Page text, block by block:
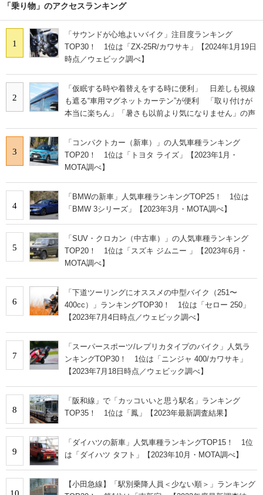
「乗り物」のアクセスランキング
1
「サウンドが心地よいバイク」注目度ランキング
TOP30！ 1位は「ZX-25R/カワサキ」【2024年1月19日
時点／ウェビック調べ】
2
「仮眠する時や着替えをする時に便利」 日差しも視線
も遮る“車用マグネットカーテン”が便利 「取り付けが
本当に楽ちん」「暑さも以前より気になりません」の声
3
「コンパクトカー（新車）」の人気車種ランキング
TOP20！ 1位は「トヨタ ライズ」【2023年1月・
MOTA調べ】
4
「BMWの新車」人気車種ランキングTOP25！ 1位は
「BMW 3シリーズ」【2023年3月・MOTA調べ】
5
「SUV・クロカン（中古車）」の人気車種ランキング
TOP20！ 1位は「スズキ ジムニー 」【2023年6月・
MOTA調べ】
6
「下道ツーリングにオススメの中型バイク（251〜
400cc）」ランキングTOP30！ 1位は「セロー 250」
【2023年7月4日時点／ウェビック調べ】
7
「スーパースポーツ/レプリカタイプのバイク」人気ラ
ンキングTOP30！ 1位は「ニンジャ 400/カワサキ」
【2023年7月18日時点／ウェビック調べ】
8
「阪和線」で「カッコいいと思う駅名」ランキング
TOP35！ 1位は「鳳」【2023年最新調査結果】
9
「ダイハツの新車」人気車種ランキングTOP15！ 1位
は「ダイハツ タフト」【2023年10月・MOTA調べ】
10
【小田急線】「駅別乗降人員＜少ない順＞」ランキング